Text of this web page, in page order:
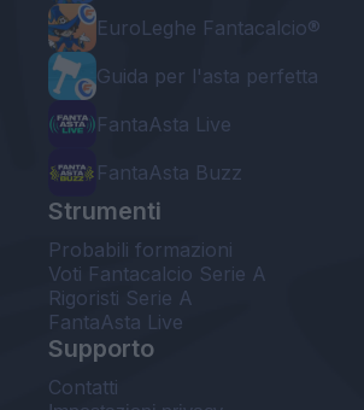
EuroLeghe Fantacalcio®
Guida per l'asta perfetta
FantaAsta Live
FantaAsta Buzz
Strumenti
Probabili formazioni
Voti Fantacalcio Serie A
Rigoristi Serie A
FantaAsta Live
Supporto
Contatti